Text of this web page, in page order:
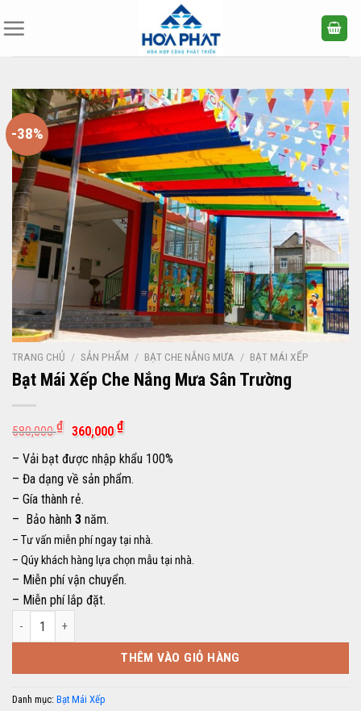
qua
-38%
TRANG CHỦ / SẢN PHẨM / BẠT CHE NẮNG MƯA / BẠT MÁI XẾP
Bạt Mái Xếp Che Nắng Mưa Sân Trường
580,000₫ Giá
gốc
580,000 ₫.
360,000₫Giá
hiện
tại
là:
360,000 ₫.
– Vải bạt được nhập khẩu 100%
– Đa dạng về sản phẩm.
– Gía thành rẻ.
– Bảo hành 3 năm.
– Tư vấn miễn phí ngay tại nhà.
– Qúy khách hàng lựa chọn mẫu tại nhà.
– Miễn phí vận chuyển.
– Miễn phí lắp đặt.
Bạt Mái Xếp Che Nắng Mưa Sân Trường số lượng
THÊM VÀO GIỎ HÀNG
Danh mục: Bạt Mái Xếp